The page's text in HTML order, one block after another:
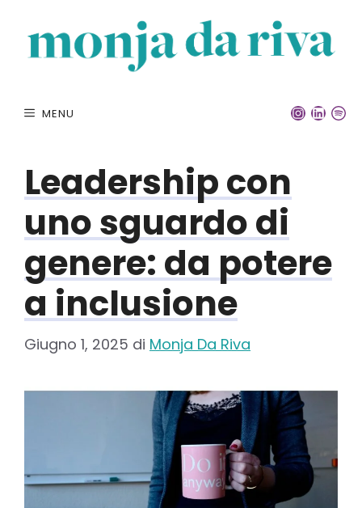
contenuto
MENU
Leadership con
uno sguardo di
genere: da potere
a inclusione
Giugno 1, 2025 di Monja Da Riva